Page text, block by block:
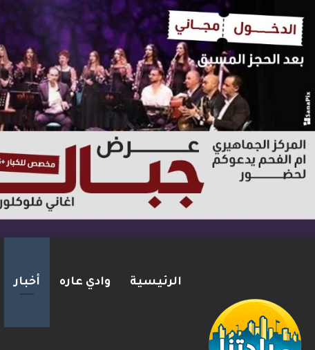
الرئيسية وادي عاره أخبار
ترامب: أشارك شخصيًا في